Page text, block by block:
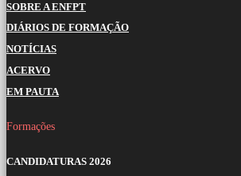
SOBRE A ENFPT
DIÁRIOS DE FORMAÇÃO
NOTÍCIAS
ACERVO
EM PAUTA
Formações
CANDIDATURAS 2026